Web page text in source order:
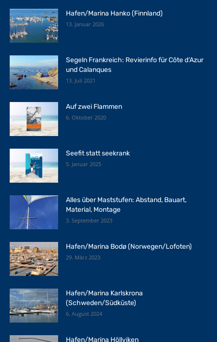
Hafen/Marina Hanko (Finnland)
13. Januar 2026
Segeln Frankreich: Revierinfo für Côte d‘Azur
und Calanques
13. Juli 2021
Auf zwei Flammen
6. Oktober 2020
Seefit statt seekrank
5. Januar 2025
Alles über Maststufen: Abstand, Bauart,
Material, Montage
3. September 2023
Hafen/Marina Bodø (Norwegen/Lofoten)
29. März 2023
Hafen/Marina Karlskrona
(Schweden/Südküste)
6. August 2024
Hafen/Marina Höllviken